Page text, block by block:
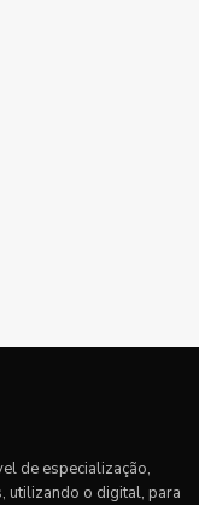
de especialização,
utilizando o digital, para